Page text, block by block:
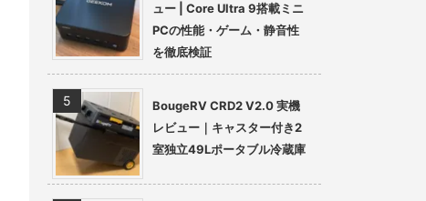
ュー | Core Ultra 9搭載ミニ
PCの性能・ゲーム・静音性
を徹底検証
BougeRV CRD2 V2.0 実機
レビュー｜キャスター付き2
室独立49Lポータブル冷蔵庫